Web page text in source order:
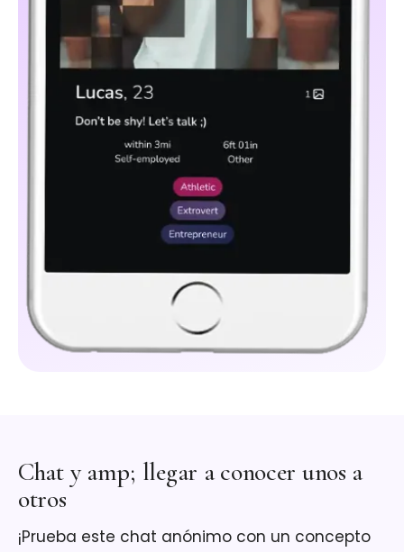
Chat y amp; llegar a conocer unos a
otros
¡Prueba este chat anónimo con un concepto